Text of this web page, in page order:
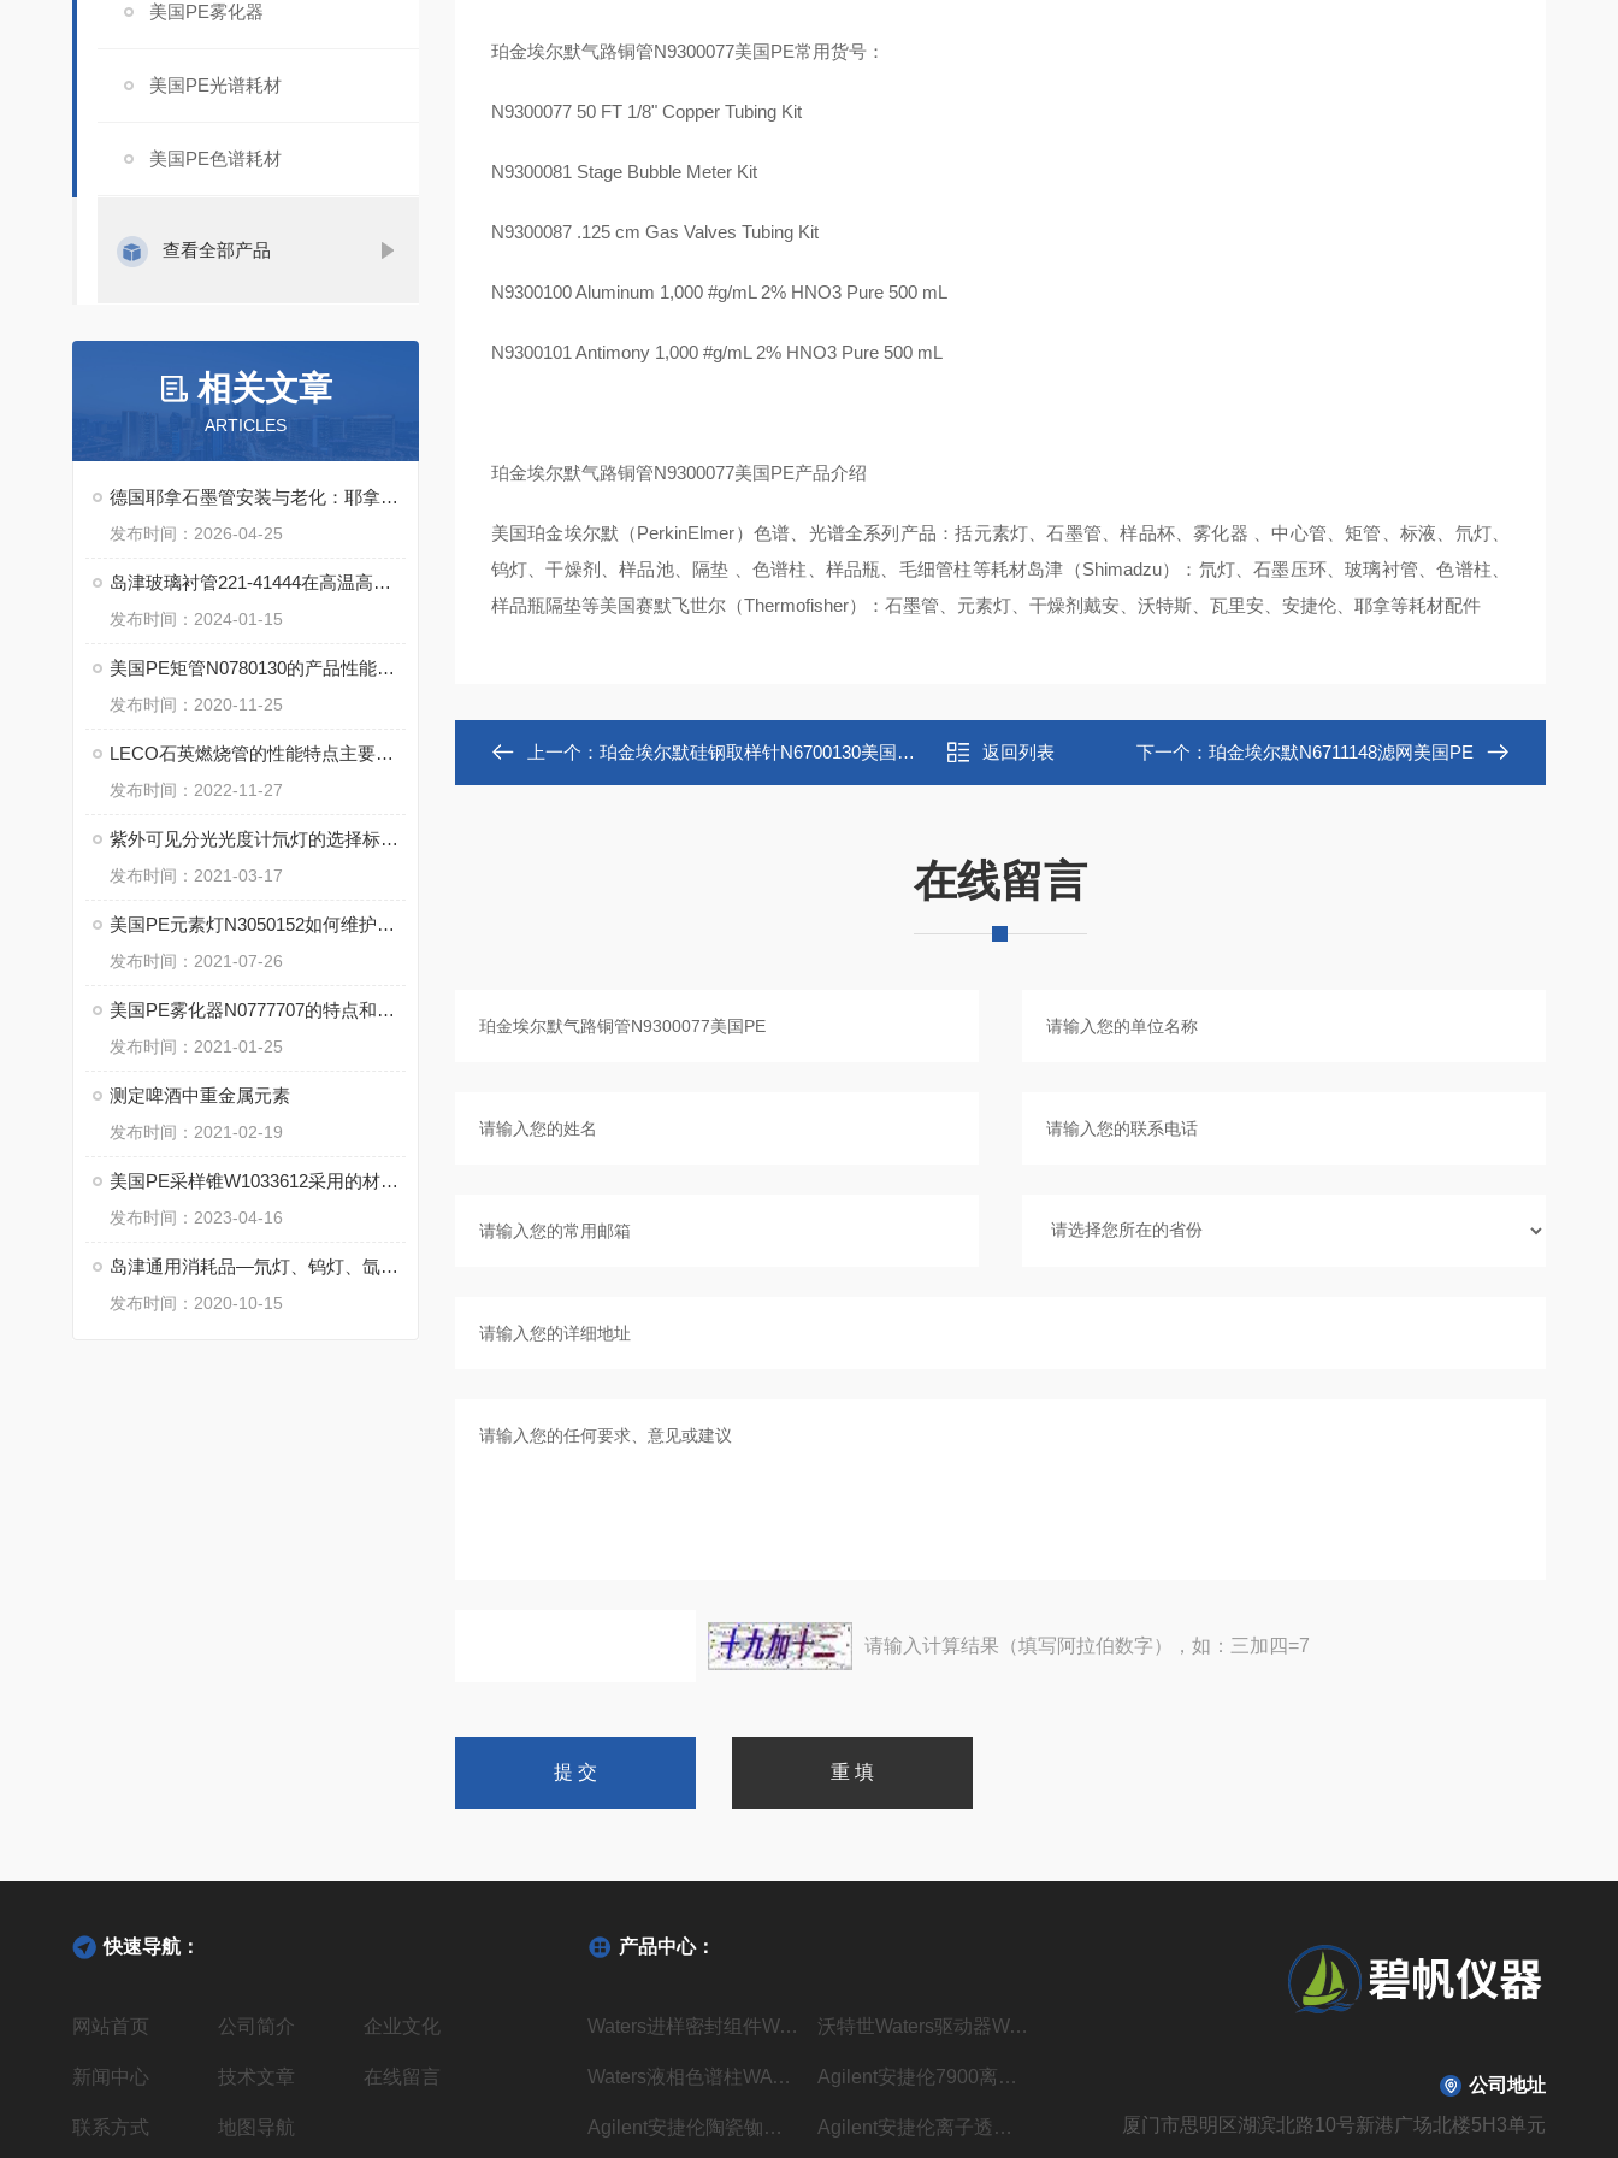
美国PE雾化器
美国PE光谱耗材
美国PE色谱耗材
查看全部产品
相关文章
ARTICLES
德国耶拿石墨管安装与老化：耶拿石墨管的使用前预处理步骤
发布时间：2026-04-25
岛津玻璃衬管221-41444在高温高压条件下的可靠性能
发布时间：2024-01-15
美国PE矩管N0780130的产品性能和清洗步骤
发布时间：2020-11-25
LECO石英燃烧管的性能特点主要有哪些？
发布时间：2022-11-27
紫外可见分光光度计氘灯的选择标准和方法
发布时间：2021-03-17
美国PE元素灯N3050152如何维护与维修？
发布时间：2021-07-26
美国PE雾化器N0777707的特点和几大优点
发布时间：2021-01-25
测定啤酒中重金属元素
发布时间：2021-02-19
美国PE采样锥W1033612采用的材料和特性是什么
发布时间：2023-04-16
岛津通用消耗品—氘灯、钨灯、氙灯的选用指南
发布时间：2020-10-15
珀金埃尔默气路铜管N9300077美国PE常用货号：
N9300077 50 FT 1/8" Copper Tubing Kit
N9300081 Stage Bubble Meter Kit
N9300087 .125 cm Gas Valves Tubing Kit
N9300100 Aluminum 1,000 #g/mL 2% HNO3 Pure 500 mL
N9300101 Antimony 1,000 #g/mL 2% HNO3 Pure 500 mL
珀金埃尔默气路铜管N9300077美国PE产品介绍
美国珀金埃尔默（PerkinElmer）色谱、光谱全系列产品：括元素灯、石墨管、样品杯、雾化器 、中心管、矩管、标液、氘灯、
钨灯、干燥剂、样品池、隔垫 、色谱柱、样品瓶、毛细管柱等耗材岛津（Shimadzu）：氘灯、石墨压环、玻璃衬管、色谱柱、
样品瓶隔垫等美国赛默飞世尔（Thermofisher）：石墨管、元素灯、干燥剂戴安、沃特斯、瓦里安、安捷伦、耶拿等耗材配件
上一个： 珀金埃尔默硅钢取样针N6700130美国PE 返回列表 下一个： 珀金埃尔默N6711148滤网美国PE
在线留言
请输入计算结果（填写阿拉伯数字），如：三加四=7
快速导航：
网站首页 公司简介 企业文化
新闻中心 技术文章 在线留言
联系方式 地图导航
产品中心：
Waters进样密封组件WAT271019密封垫现货 沃特世Waters驱动器WAT270928现货
Waters液相色谱柱WAT045905现货 Agilent安捷伦7900离子透镜G8400-67001现货
Agilent安捷伦陶瓷铷珠G3434-60806现货 Agilent安捷伦离子透镜配件G3280-67039现货
公司地址
厦门市思明区湖滨北路10号新港广场北楼5H3单元